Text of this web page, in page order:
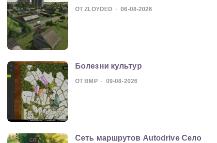
ОТ ZLOYDED 06-08-2026
Болезни культур
ОТ BMP 09-08-2026
Сеть маршрутов Autodrive Село